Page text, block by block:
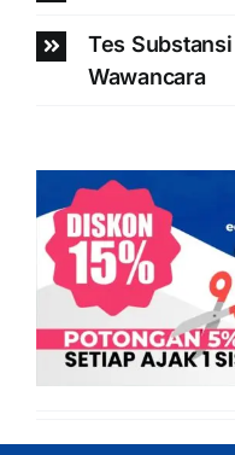
Tes
Wawancara